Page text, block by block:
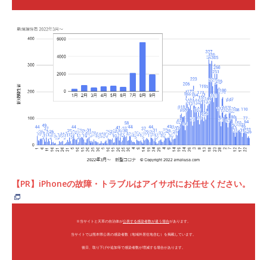
【PR】iPhoneの故障・トラブルはアイサポにお任せください。
※当サイトと天草の自治体が公表する感染者数が違う場合があります。
当サイトでは熊本県公表の感染者数（地域外居住地含む）を掲載しています。
後日、取り下げや追加等で感染者数が増減する場合があります。